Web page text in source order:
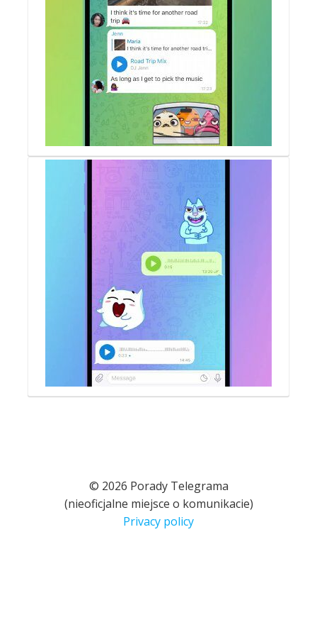
© 2026 Porady Telegrama
(nieoficjalne miejsce o komunikacie)
Privacy policy